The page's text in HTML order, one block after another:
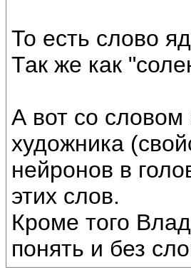
То есть слово
Так же как
А вот со словом
художника
нейронов в
этих слов.
Кроме того
понять и без